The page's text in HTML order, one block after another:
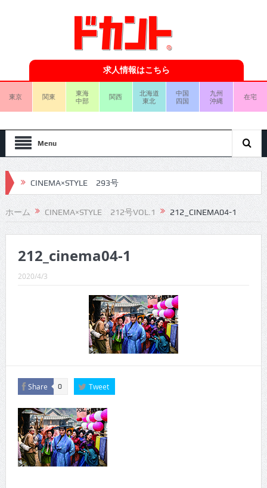
求人情報はこちら
東京 関東
東海
中部
関西
北海道
東北
中国
四国
九州
沖縄
在宅
Menu
CINEMA×STYLE 293号
CINEMA×STYLE 292号
CINEMA×STYLE 291号
CINEMA×STYLE 290号
CINEMA×STYLE 289号
CINEMA×STYLE 288号
CINEMA×STYLE 287号
CINEMA×STYLE 286号
CINEMA×STYLE 294号
ホーム CINEMA×STYLE 212号VOL.1 212_CINEMA04-1
212_cinema04-1
2020/4/3
Share 0 Tweet